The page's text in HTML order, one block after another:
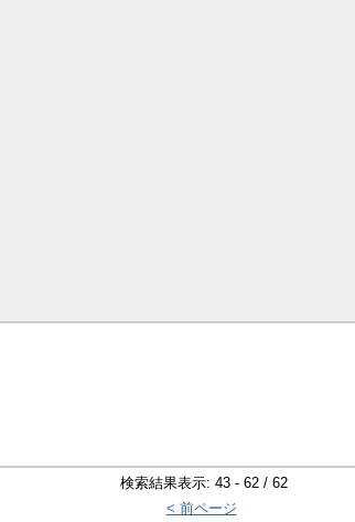
検索結果表示: 43 - 62 / 62
< 前ページ